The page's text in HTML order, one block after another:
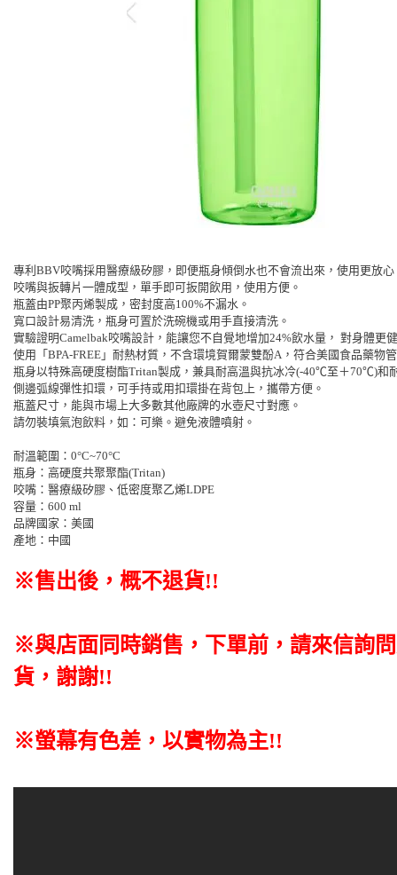
專利BBV咬嘴採用醫療級矽膠，即便瓶身傾倒水也不會流出來，使用更放心
咬嘴與扳轉片一體成型，單手即可扳開飲用，使用方便。
瓶蓋由PP聚丙烯製成，密封度高100%不漏水。
寬口設計易清洗，瓶身可置於洗碗機或用手直接清洗。
實驗證明Camelbak咬嘴設計，能讓您不自覺地增加24%飲水量， 對身體更
使用「BPA-FREE」耐熱材質，不含環境賀爾蒙雙酚A，符合美國食品藥物
瓶身以特殊高硬度樹酯Tritan製成，兼具耐高溫與抗冰冷(-40℃至＋70℃)和
側邊弧線彈性扣環，可手持或用扣環掛在背包上，攜帶方便。
瓶蓋尺寸，能與市場上大多數其他廠牌的水壺尺寸對應。
請勿裝填氣泡飲料，如：可樂。避免液體噴射。
耐溫範圍：0°C~70°C
瓶身：高硬度共聚聚酯(Tritan)
咬嘴：醫療級矽膠、低密度聚乙烯LDPE
容量：600 ml
品牌國家：美國
產地：中國
※售出後，概不退貨!!
※與店面同時銷售 ， 下單前 ， 請來信詢
貨，謝謝!!
※螢幕有色差，以實物為主!!